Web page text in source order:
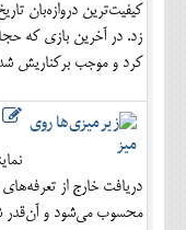
کیفیت‌ترین دروازه‌بان
زد. در آخرین بازی که
کرد و موجب برکناریش
دریافت خارج از
محسوب می‌شود و آن‌قدر